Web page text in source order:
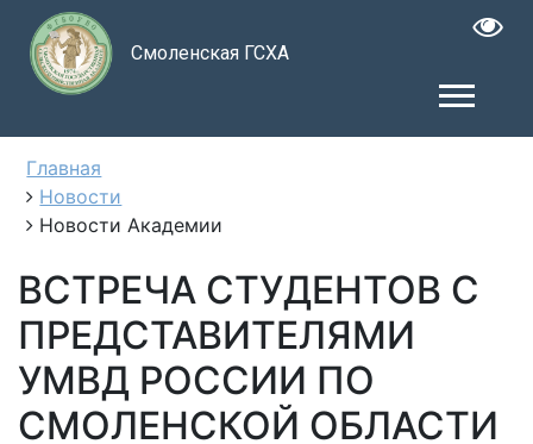
Смоленская ГСХА
Главная
Новости
Новости Академии
ВСТРЕЧА СТУДЕНТОВ С
ПРЕДСТАВИТЕЛЯМИ
УМВД РОССИИ ПО
СМОЛЕНСКОЙ ОБЛАСТИ